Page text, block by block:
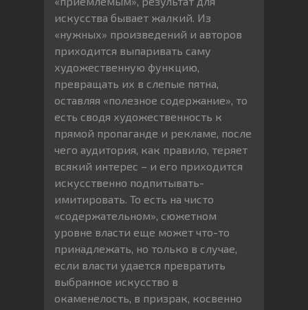
искусства бывает жалкий. Из
«нужных» произведений и авторов
приходится выпаривать саму
художественную функцию,
превращать их в слепые пятна,
оставляя «полезное содержание», то
есть сводя художественность к
прямой пропаганде и рекламе, после
чего аудитория, как правило, теряет
всякий интерес – и его приходится
искусственно подпитывать-
имитировать. То есть на чисто
«содержательном», сюжетном
уровне власти еще может что-то
принадлежать, но только в случае,
если власти удается превратить
выбранное искусство в
окаменелость, в призрак, косвенно